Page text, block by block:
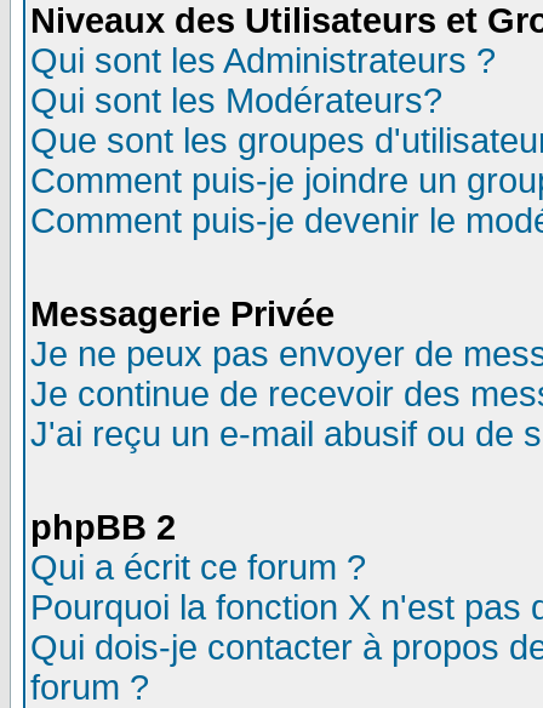
Niveaux des Utilisateurs et
Qui sont les Administrateurs ?
Qui sont les Modérateurs?
Que sont les groupes
Comment puis-je joindre un
Comment puis-je devenir le
Messagerie Privée
Je ne peux pas envoyer de
Je continue de recevoir des
J'ai reçu un e-mail abusif ou de
phpBB 2
Qui a écrit ce forum ?
Pourquoi la fonction X n'est pas
Qui dois-je contacter à propos
forum ?